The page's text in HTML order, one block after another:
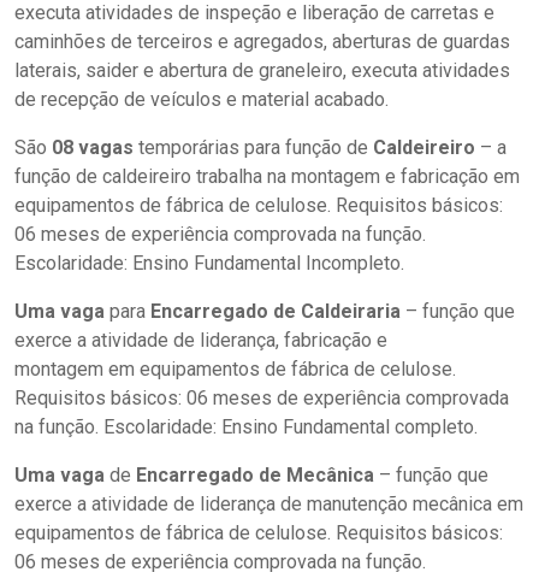
executa atividades de inspeção e liberação de carretas e
caminhões de terceiros e agregados, aberturas de guardas
laterais, saider e abertura de graneleiro, executa atividades
de recepção de veículos e material acabado.
São 08 vagas temporárias para função de Caldeireiro – a
função de caldeireiro trabalha na montagem e fabricação em
equipamentos de fábrica de celulose. Requisitos básicos:
06 meses de experiência comprovada na função.
Escolaridade: Ensino Fundamental Incompleto.
Uma vaga para Encarregado de Caldeiraria – função que
exerce a atividade de liderança, fabricação e
montagem em equipamentos de fábrica de celulose.
Requisitos básicos: 06 meses de experiência comprovada
na função. Escolaridade: Ensino Fundamental completo.
Uma vaga de Encarregado de Mecânica – função que
exerce a atividade de liderança de manutenção mecânica em
equipamentos de fábrica de celulose. Requisitos básicos:
06 meses de experiência comprovada na função.